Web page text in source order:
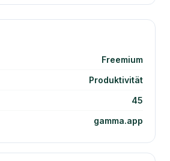
Freemium
Produktivität
45
gamma.app